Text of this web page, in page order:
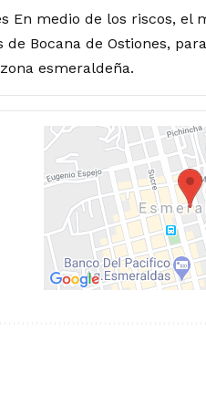
En medio de los riscos,
de Bocana de Ostiones,
esmeraldeña.